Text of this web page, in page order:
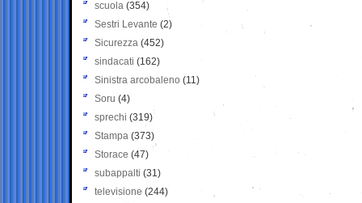
scuola (354)
Sestri Levante (2)
Sicurezza (452)
sindacati (162)
Sinistra arcobaleno (11)
Soru (4)
sprechi (319)
Stampa (373)
Storace (47)
subappalti (31)
televisione(244)